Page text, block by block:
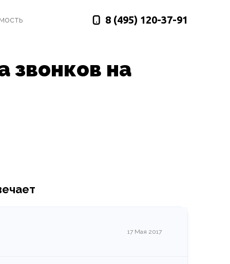
8 (495) 120-37-91
звонков на
17 Мая 2017